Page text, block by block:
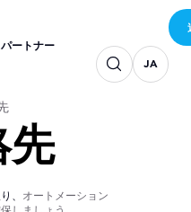
パートナー
JA
JA
JA
JA
JA
先
、 オートメーション